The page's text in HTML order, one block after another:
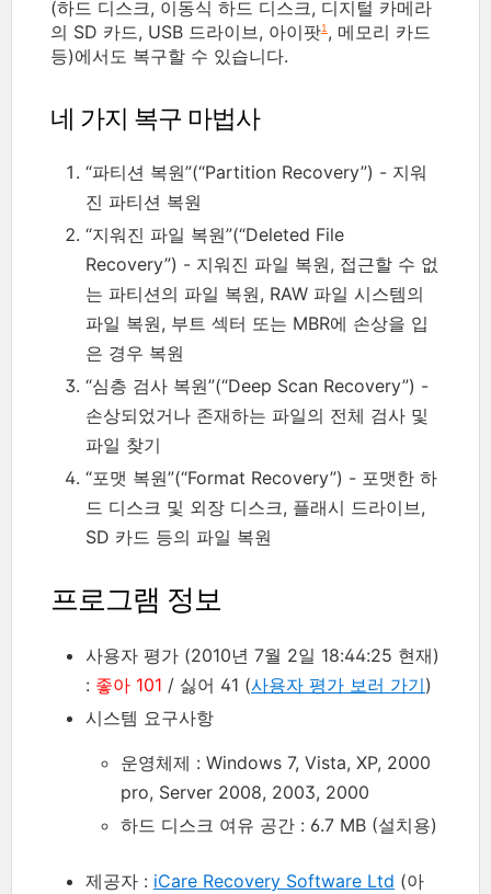
(하드 디스크, 이동식 하드 디스크, 디지털 카메라
의 SD 카드, USB 드라이브, 아이팟1 , 메모리 카드
등)에서도 복구할 수 있습니다.
네 가지 복구 마법사
“파티션 복원”(“Partition Recovery”) - 지워
진 파티션 복원
“지워진 파일 복원”(“Deleted File
Recovery”) - 지워진 파일 복원, 접근할 수 없
는 파티션의 파일 복원, RAW 파일 시스템의
파일 복원, 부트 섹터 또는 MBR에 손상을 입
은 경우 복원
“심층 검사 복원”(“Deep Scan Recovery”) -
손상되었거나 존재하는 파일의 전체 검사 및
파일 찾기
“포맷 복원”(“Format Recovery”) - 포맷한 하
드 디스크 및 외장 디스크, 플래시 드라이브,
SD 카드 등의 파일 복원
프로그램 정보
사용자 평가 (2010년 7월 2일 18:44:25 현재)
: 좋아 101 / 싫어 41 (사용자 평가 보러 가기)
시스템 요구사항
운영체제 : Windows 7, Vista, XP, 2000
pro, Server 2008, 2003, 2000
하드 디스크 여유 공간 : 6.7 MB (설치용)
제공자 : iCare Recovery Software Ltd (아